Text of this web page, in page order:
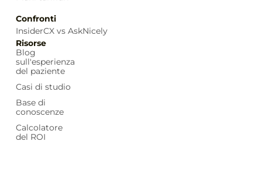
Confronti
InsiderCX vs AskNicely
Risorse
Blog
sull'esperienza
del paziente
Casi di studio
Base di
conoscenze
Calcolatore
del ROI